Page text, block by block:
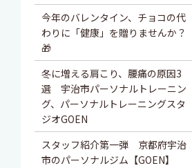
今年のバレンタイン、チョコの代
わりに「健康」を贈りませんか？
🎁
冬に増える肩こり、腰痛の原因3
選 宇治市パーソナルトレーニン
グ、パーソナルトレーニングスタ
ジオGOEN
スタッフ紹介第一弾 京都府宇治
市のパーソナルジム【GOEN】